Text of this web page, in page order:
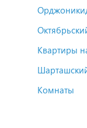
Квартиры
Комнаты